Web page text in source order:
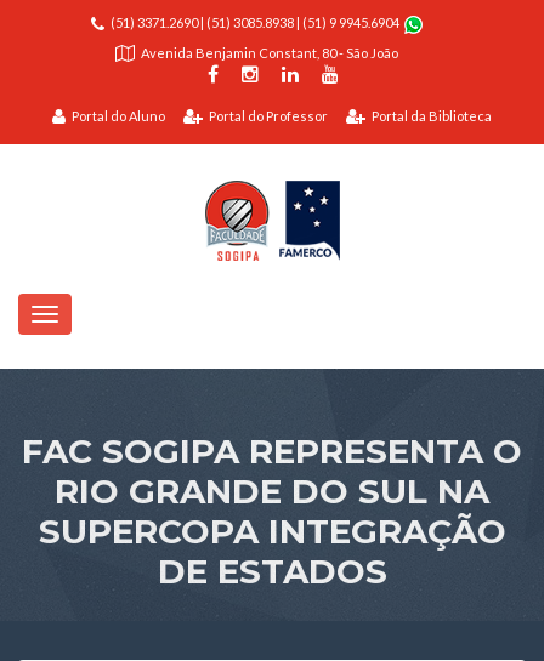
(51) 3371.2690| (51) 3085.8938|
(51) 9 9945.6904
Avenida Benjamin Constant, 80 - São João
Portal do Aluno Portal do Professor Portal da Biblioteca
FAC SOGIPA REPRESENTA O
RIO GRANDE DO SUL NA
SUPERCOPA INTEGRAÇÃO
DE ESTADOS